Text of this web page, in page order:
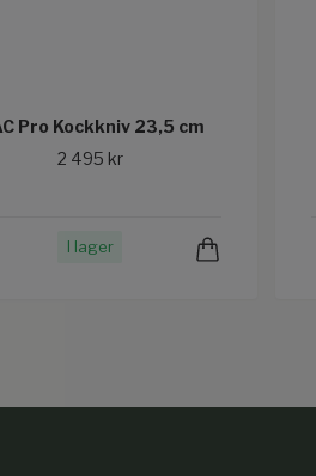
Pro Kockkniv 23,5 cm
2 495 kr
I lager